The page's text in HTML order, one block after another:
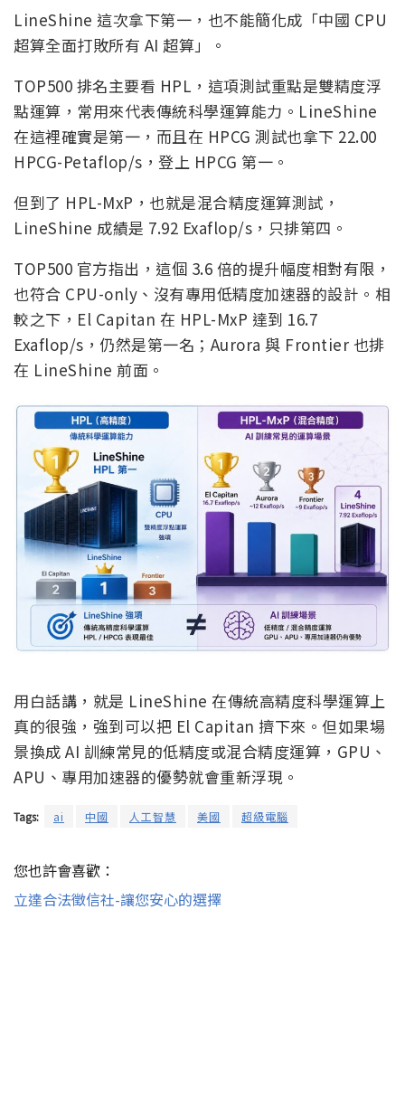
LineShine 這次拿下第一，也不能簡化成「中國 CPU
超算全面打敗所有 AI 超算」。
TOP500 排名主要看 HPL，這項測試重點是雙精度浮
點運算，常用來代表傳統科學運算能力。LineShine
在這裡確實是第一，而且在 HPCG 測試也拿下 22.00
HPCG-Petaflop/s，登上 HPCG 第一。
但到了 HPL-MxP，也就是混合精度運算測試，
LineShine 成績是 7.92 Exaflop/s，只排第四。
TOP500 官方指出，這個 3.6 倍的提升幅度相對有限，
也符合 CPU-only、沒有專用低精度加速器的設計。相
較之下，El Capitan 在 HPL-MxP 達到 16.7
Exaflop/s，仍然是第一名；Aurora 與 Frontier 也排
在 LineShine 前面。
用白話講，就是 LineShine 在傳統高精度科學運算上
真的很強，強到可以把 El Capitan 擠下來。但如果場
景換成 AI 訓練常見的低精度或混合精度運算，GPU、
APU、專用加速器的優勢就會重新浮現。
Tags: ai 中國 人工智慧 美國 超級電腦
您也許會喜歡：
立達合法徵信社-讓您安心的選擇